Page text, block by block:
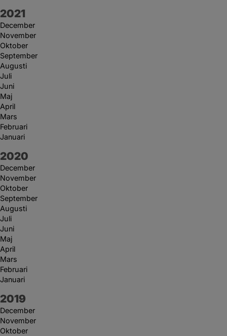
År:
2021
December
November
Oktober
September
Augusti
Juli
Juni
Maj
April
Mars
Februari
Januari
År:
2020
December
November
Oktober
September
Augusti
Juli
Juni
Maj
April
Mars
Februari
Januari
År:
2019
December
November
Oktober